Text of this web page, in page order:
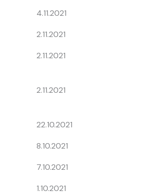
4.11.2021
2.11.2021
2.11.2021
2.11.2021
22.10.2021
8.10.2021
7.10.2021
1.10.2021